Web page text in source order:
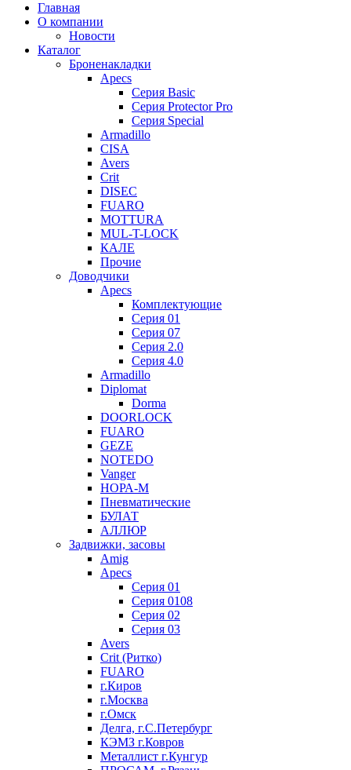
Главная
О компании
Новости
Каталог
Броненакладки
Apecs
Серия Basic
Серия Protector Pro
Серия Special
Armadillo
CISA
Avers
Crit
DISEC
FUARO
MOTTURA
MUL-T-LOCK
КАЛЕ
Прочие
Доводчики
Apecs
Комплектующие
Серия 01
Серия 07
Серия 2.0
Серия 4.0
Armadillo
Diplomat
Dorma
DOORLOCK
FUARO
GEZE
NOTEDO
Vanger
НОРА-М
Пневматические
БУЛАТ
АЛЛЮР
Задвижки, засовы
Amig
Apecs
Серия 01
Серия 0108
Серия 02
Серия 03
Avers
Crit (Ритко)
FUARO
г.Киров
г.Москва
г.Омск
Делга, г.С.Петербург
КЭМЗ г.Ковров
Металлист г.Кунгур